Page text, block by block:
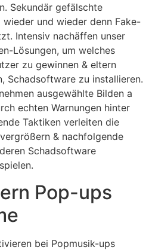
Sekundär gefälschte
und wieder denn Fake-
Intensiv nachäffen unser
Lösungen, um welches
zu gewinnen & eltern
Schadsoftware zu installieren.
ausgewählte Bilden a
echten Warnungen hinter
Taktiken verleiten die
& nachfolgende
Schadsoftware
Pop-ups
bei Popmusik-ups